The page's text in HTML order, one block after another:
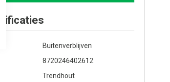
Buitenverblijven
8720246402612
Trendhout